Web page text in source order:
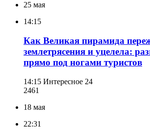
25 мая
14:15
Как Великая пирамида
землетрясения и уцелела:
прямо под ногами туристов
14:15 Интересное 24
2461
18 мая
22:31